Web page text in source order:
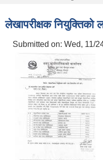
लेखापरीक्षक नियुक्तिको
Submitted on: Wed, 11/